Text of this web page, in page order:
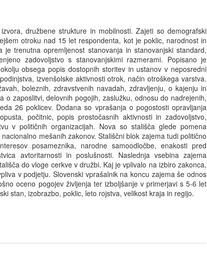
družbene strukture in mobilnosti. Zajeti so demografski
otroku nad 15 let respondenta, kot je poklic, narodnost in
trenutna opremljenost stanovanja in stanovanjski standard,
zadovoljstvo s stanovanjskimi razmerami. Popisano je
obsega popis dostopnih storitev in ustanov v neposredni
izvenšolske aktivnosti otrok, način otroškega varstva.
boleznih, zdravstvenih navadah, zdravljenju, o kajenju in
zaposlitvi, delovnih pogojih, zaslužku, odnosu do nadrejenih,
26 poklicev. Dodana so vprašanja o pogostosti opravljanja
počitnic, popis prostočasnih aktivnosti in zadovoljstvo,
v političnih organizacijah. Nova so stališča glede pomena
mešanih zakonov. Stališčni blok zajema tudi politično
posameznika, narodne samoodločbe, enakosti pred
avtoritarnosti in poslušnosti. Naslednja vsebina zajema
do vloge cerkve v družbi. Kaj je vplivalo na izbiro zakonca,
v podjetju. Slovenski vprašalnik na koncu zajema še odnos
oceno pogojev življenja ter izboljšanje v primerjavi s 5-6 let
stan, izobrazbo, poklic, leto rojstva, velikost kraja in regijo.